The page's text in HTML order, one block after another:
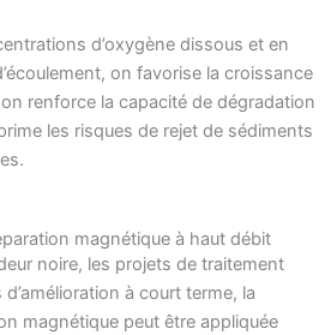
d’oxygène dissous et en
on favorise la croissance
renforce la capacité de dégradation
les risques de rejet de sédiments
magnétique à haut débit
noire, les projets de traitement
à court terme, la
magnétique peut être appliquée